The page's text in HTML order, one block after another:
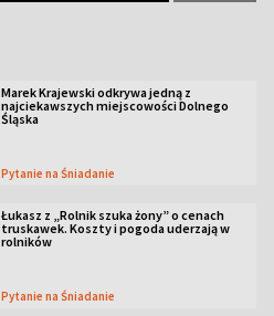
Marek Krajewski odkrywa jedną z
najciekawszych miejscowości Dolnego
Śląska
Pytanie na Śniadanie
Łukasz z „Rolnik szuka żony” o cenach
truskawek. Koszty i pogoda uderzają w
rolników
Pytanie na Śniadanie